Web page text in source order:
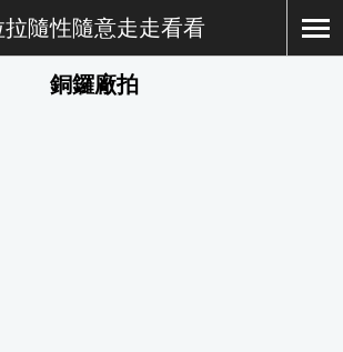
拉隨性隨意走走看看
銅鑼廠拍